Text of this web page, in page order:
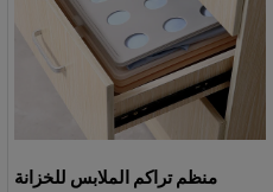
منظم تراكم الملابس للخزانة